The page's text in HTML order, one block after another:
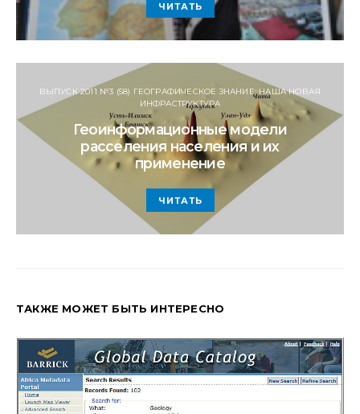
ЧИТАТЬ
ВЫПУСК 2011 №3 (58) ГЕОГРАФИЧЕСКОЕ ЗНАНИЕ: НАША НОВАЯ
ИНФРАСТРУКТУРА
Геоинформационные модели
расселения населения и их
применение
ЧИТАТЬ
ТАКЖЕ МОЖЕТ БЫТЬ ИНТЕРЕСНО